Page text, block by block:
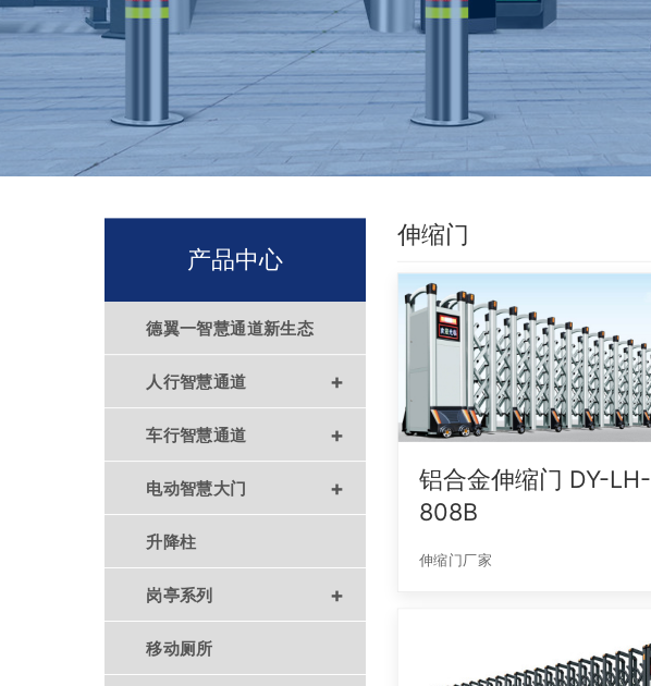
伸缩门
铝合金伸缩门 DY-LH-
808B
伸缩门厂家
产品中心
德翼一智慧通道新生态
人行智慧通道 +
车行智慧通道 +
电动智慧大门 +
升降柱
岗亭系列 +
移动厕所